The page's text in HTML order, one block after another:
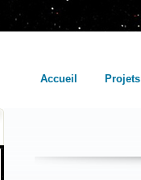
Accueil Projets